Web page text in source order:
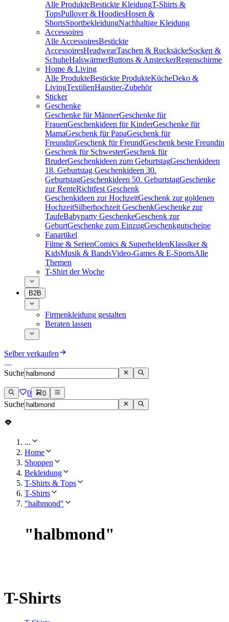
Alle ProdukteBestickte KleidungT-Shirts &
TopsPullover & HoodiesHosen &
ShortsSportbekleidungNachhaltige Kleidung
Accessoires
Alle AccessoiresBestickte
AccessoiresHeadwearTaschen & RucksäckeSocken &
SchuheHalswärmerButtons & AnsteckerRegenschirme
Home & Living
Alle ProdukteBestickte ProdukteKücheDeko &
LivingTextilienHaustier-Zubehör
Sticker
Geschenke
Geschenke für MännerGeschenke für
FrauenGeschenkideen für KinderGeschenke für
MamaGeschenk für PapaGeschenk für
FreundinGeschenk für FreundGeschenk beste Freundin
Geschenk für SchwesterGeschenk für
BruderGeschenkideen zum GeburtstagGeschenkideen
18. Geburtstag Geschenkideen 30.
GeburtstagGeschenkideen 50. GeburtstagGeschenke
zur RenteRichtfest Geschenk
Geschenkideen zur HochzeitGeschenk zur goldenen
HochzeitSilberhochzeit GeschenkGeschenke zur
TaufeBabyparty GeschenkeGeschenk zur
GeburtGeschenke zum EinzugGeschenkgutscheine
Fanartikel
Filme & SerienComics & SuperheldenKlassiker &
KidsMusik & BandsVideo-Games & E-SportsAlle
Themen
T-Shirt der Woche
B2B
Firmenkleidung gestalten
Beraten lassen
Selber verkaufen
Suche
0 0
Suche
...
Home
Shoppen
Bekleidung
T-Shirts & Tops
T-Shirts
"halbmond"
"halbmond"
T-Shirts